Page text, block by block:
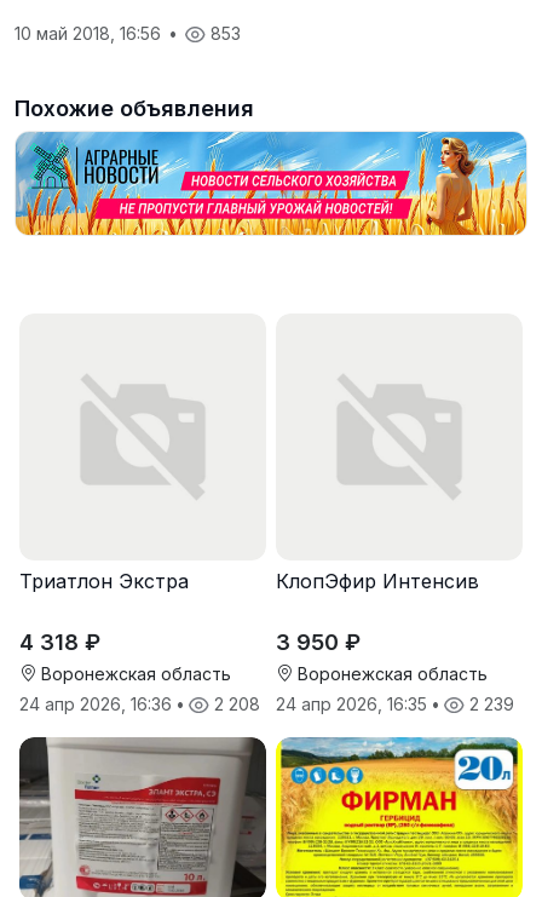
10 май 2018, 16:56 • 853
Похожие объявления
Триатлон Экстра
4 318 ₽
Воронежская область
24 апр 2026, 16:36 • 2 208
КлопЭфир Интенсив
3 950 ₽
Воронежская область
24 апр 2026, 16:35 • 2 239